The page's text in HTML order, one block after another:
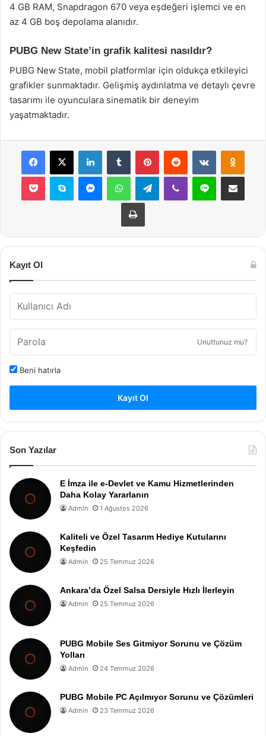
4 GB RAM, Snapdragon 670 veya eşdeğeri işlemci ve en
az 4 GB boş depolama alanıdır.
PUBG New State’in grafik kalitesi nasıldır?
PUBG New State, mobil platformlar için oldukça etkileyici
grafikler sunmaktadır. Gelişmiş aydınlatma ve detaylı çevre
tasarımı ile oyunculara sinematik bir deneyim
yaşatmaktadır.
Facebook
X LinkedInTumblr PinterestReddit VKontakte
Pocket Skype MessengerWhatsAppTelegramViber Line E-Posta ile
Yazdır
Kayıt Ol
Unuttunuz mu?
Beni hatırla
Kayıt Ol
Son Yazılar
E İmza ile e-Devlet ve Kamu Hizmetlerinden
Daha Kolay Yararlanın
Admin 1 Ağustos 2026
Kaliteli ve Özel Tasarım Hediye Kutularını
Keşfedin
Admin 25 Temmuz 2026
Ankara’da Özel Salsa Dersiyle Hızlı İlerleyin
Admin 25 Temmuz 2026
PUBG Mobile Ses Gitmiyor Sorunu ve Çözüm
Yolları
Admin 24 Temmuz 2026
PUBG Mobile PC Açılmıyor Sorunu ve Çözümleri
Admin 23 Temmuz 2026